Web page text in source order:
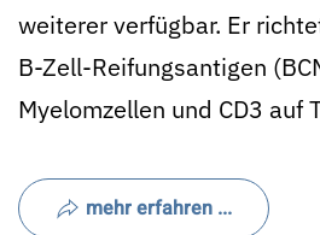
weiterer verfügbar. Er
B-Zell-Reifungsantigen
Myelomzellen und CD3 auf
mehr erfahren ...